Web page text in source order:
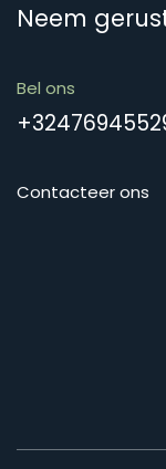
Neem
Bel ons
Contacteer ons